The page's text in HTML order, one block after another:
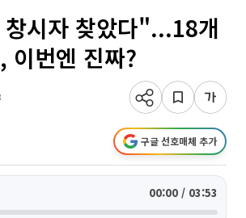
시자 찾았다"...18개
이번엔 진짜?
구글 선호매체 추가
00:00 / 03:53